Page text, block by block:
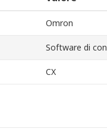
Omron
Software di
CX